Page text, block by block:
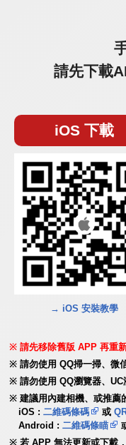
請先下載
iOS 下載
→ iOS 安裝教學
請先移除舊版 APP 再重
請勿使用 QQ掃一掃、微
請勿使用 QQ瀏覽器、
建議用內建相機、或推薦
iOS :二維碼條碼 或
Android :二維碼條瞄
若 APP 無法更新或下載